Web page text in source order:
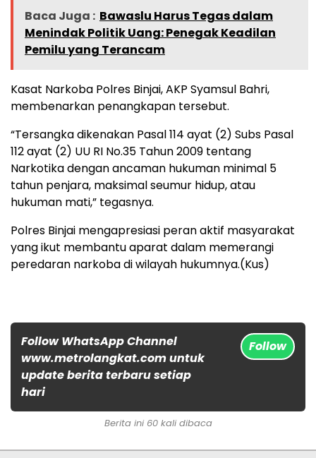
Baca Juga : Bawaslu Harus Tegas dalam
Menindak Politik Uang: Penegak Keadilan
Pemilu yang Terancam
Kasat Narkoba Polres Binjai, AKP Syamsul Bahri,
membenarkan penangkapan tersebut.
“Tersangka dikenakan Pasal 114 ayat (2) Subs Pasal
112 ayat (2) UU RI No.35 Tahun 2009 tentang
Narkotika dengan ancaman hukuman minimal 5
tahun penjara, maksimal seumur hidup, atau
hukuman mati,” tegasnya.
Polres Binjai mengapresiasi peran aktif masyarakat
yang ikut membantu aparat dalam memerangi
peredaran narkoba di wilayah hukumnya.(Kus)
Follow WhatsApp Channel
www.metrolangkat.com untuk
update berita terbaru setiap
hari
Follow
Berita ini 60 kali dibaca